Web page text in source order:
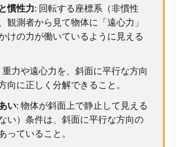
慣性力: 回転する座標系（非慣性
観測者から見て物体に「遠心力」
けの力が働いているように見える
重力や遠心力を、斜面に平行な方向
向に正しく分解できること。
い: 物体が斜面上で静止して見える
い）条件は、斜面に平行な方向の
っていること。